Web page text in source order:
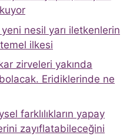
nesil yarı iletkenlerin
ilkesi
zirveleri yakında
Eridiklerinde ne
farklılıkların yapay
zayıflatabileceğini